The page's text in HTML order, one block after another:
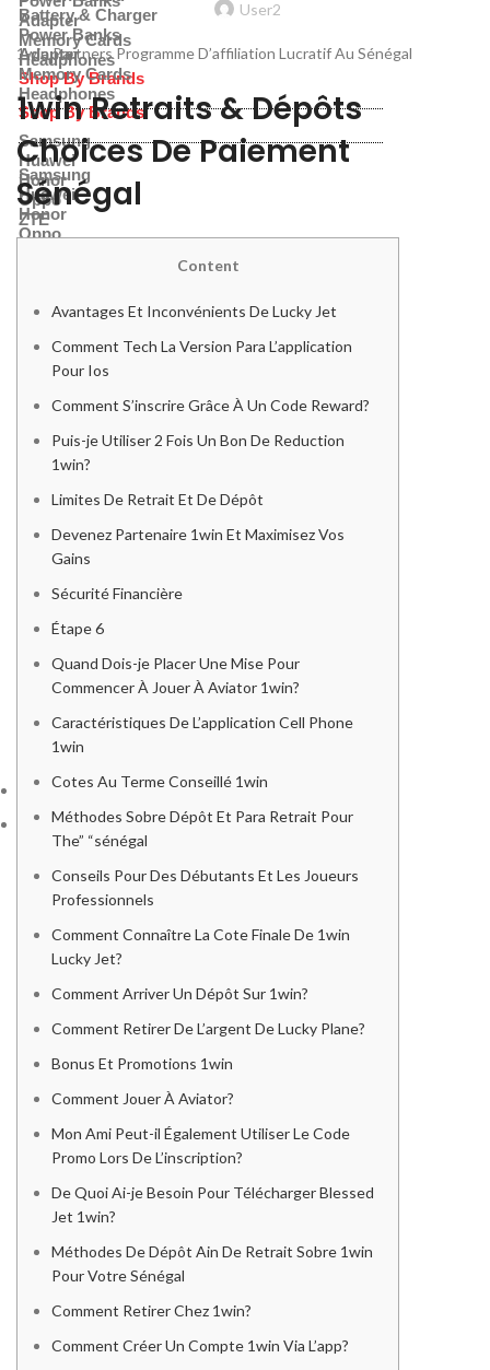
Adapter
Memory Cards
Headphones
Shop By Brands
Samsung
Huawei
Honor
Oppo
ZTE
Nothing
Computer & Tablets
COMPUTERS
Laptops
Macbooks
PRINTERS & SCANNERS
Inks & Catridges
Android
ACCESSORIES
Routers
Memory Cards
Mouse & Keyboard
Others
Battery & Charger
Power Banks
Adapter
Memory Cards
Headphones
Shop By Brands
Samsung
Huawei
Honor
Oppo
OnePlus
Nothing
Computer & Tablets
COMPUTERS
Laptops
Macbooks
Monitor
PRINTERS & SCANNERS
Inks & Catridges
IPads
Android
ACCESSORIES
Routers
Hard Disk
Mouse & Keyboard
Others
User2
1win Partners Programme D’affiliation Lucratif Au Sénégal
1win Retraits & Dépôts
Choices De Paiement
Sénégal
Content
Avantages Et Inconvénients De Lucky Jet
Comment Tech La Version Para L’application
Pour Ios
Comment S’inscrire Grâce À Un Code Reward?
Puis-je Utiliser 2 Fois Un Bon De Reduction
1win?
Limites De Retrait Et De Dépôt
Devenez Partenaire 1win Et Maximisez Vos
Gains
Sécurité Financière
Étape 6
Quand Dois-je Placer Une Mise Pour
Commencer À Jouer À Aviator 1win?
Caractéristiques De L’application Cell Phone
1win
Cotes Au Terme Conseillé 1win
Méthodes Sobre Dépôt Et Para Retrait Pour
The” “sénégal
Conseils Pour Des Débutants Et Les Joueurs
Professionnels
Comment Connaître La Cote Finale De 1win
Lucky Jet?
Comment Arriver Un Dépôt Sur 1win?
Comment Retirer De L’argent De Lucky Plane?
Bonus Et Promotions 1win
Comment Jouer À Aviator?
Mon Ami Peut-il Également Utiliser Le Code
Promo Lors De L’inscription?
De Quoi Ai-je Besoin Pour Télécharger Blessed
Jet 1win?
Méthodes De Dépôt Ain De Retrait Sobre 1win
Pour Votre Sénégal
Comment Retirer Chez 1win?
Comment Créer Un Compte 1win Via L’app?